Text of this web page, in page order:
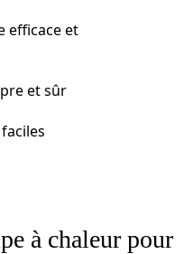
efficace et
et sûr
à chaleur pour